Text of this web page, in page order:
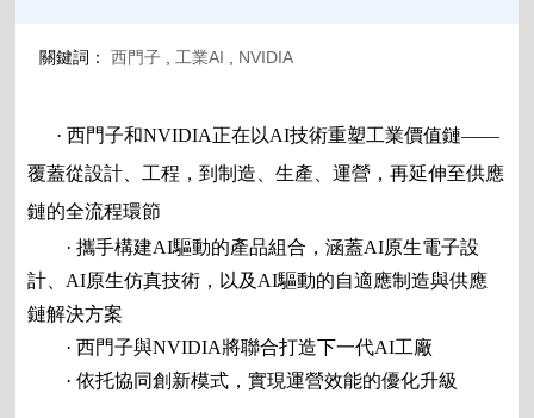
關鍵詞： 西門子 工業AI NVIDIA
· 西門子和NVIDIA正在以AI技術重塑工業價值鏈——
覆蓋從設計、工程，到制造、生產、運營，再延伸至供應
鏈的全流程環節
· 攜手構建AI驅動的產品組合，涵蓋AI原生電子設
計、AI原生仿真技術，以及AI驅動的自適應制造與供應
鏈解決方案
· 西門子與NVIDIA將聯合打造下一代AI工廠
· 依托協同創新模式，實現運營效能的優化升級